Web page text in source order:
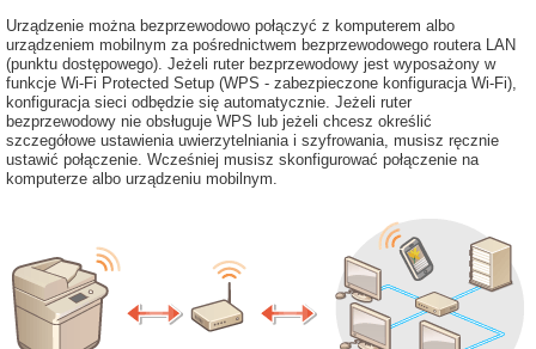
Urządzenie można bezprzewodowo połączyć z komputerem albo
urządzeniem mobilnym za pośrednictwem bezprzewodowego routera LAN
(punktu dostępowego). Jeżeli ruter bezprzewodowy jest wyposażony w
funkcje Wi-Fi Protected Setup (WPS - zabezpieczone konfiguracja Wi-Fi),
konfiguracja sieci odbędzie się automatycznie. Jeżeli ruter
bezprzewodowy nie obsługuje WPS lub jeżeli chcesz określić
szczegółowe ustawienia uwierzytelniania i szyfrowania, musisz ręcznie
ustawić połączenie. Wcześniej musisz skonfigurować połączenie na
komputerze albo urządzeniu mobilnym.